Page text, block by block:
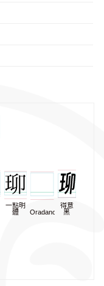
一點明
體
Oradano
得意
黑